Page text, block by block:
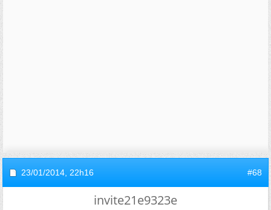
23/01/2014, 22h16 #68
invite21e9323e